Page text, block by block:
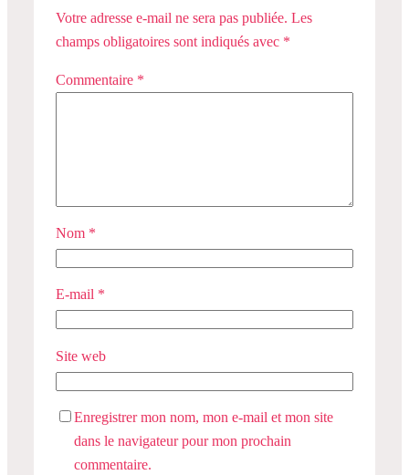
Votre adresse e-mail ne sera pas publiée. Les
champs obligatoires sont indiqués avec *
Commentaire *
Nom *
E-mail *
Site web
Enregistrer mon nom, mon e-mail et mon site
dans le navigateur pour mon prochain
commentaire.